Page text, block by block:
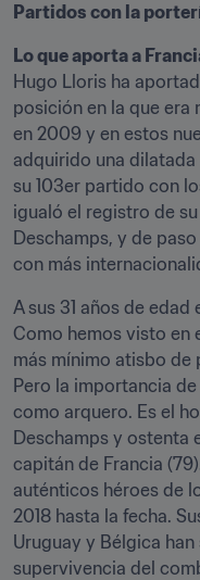
Partidos con la
Lo que aporta a
Hugo Lloris ha
posición en la que era
en 2009 y en estos
adquirido una
su 103er partido con
igualó el registro de
Deschamps, y de
con más
A sus 31 años de
Como hemos visto en
más mínimo atisbo de
Pero la importancia
como arquero. Es el
Deschamps y
capitán de Francia
auténticos héroes de
2018 hasta la fecha.
Uruguay y Bélgica
supervivencia del